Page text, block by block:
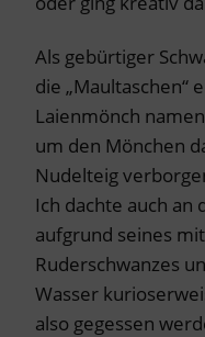
Als gebürtiger
die „Maultaschen“
Laienmönch
um den Mönchen
Nudelteig
Ich dachte auch
aufgrund seines
Ruderschwanzes
Wasser
also gegessen